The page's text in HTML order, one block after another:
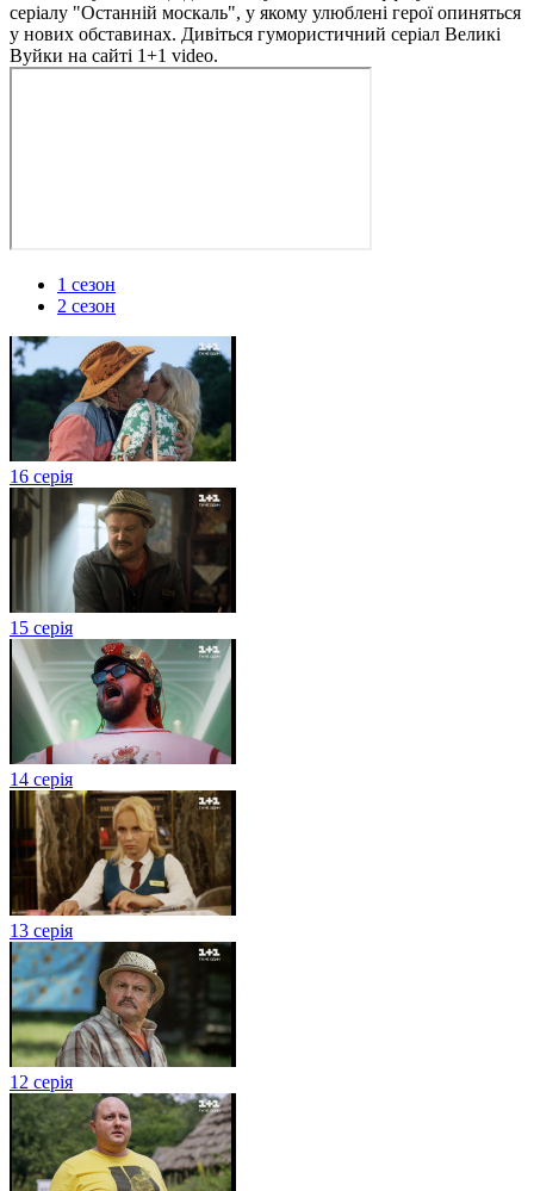
серіалу "Останній москаль", у якому улюблені герої опиняться
у нових обставинах. Дивіться гумористичний серіал Великі
Вуйки на сайті 1+1 video.
1 сезон
2 сезон
16 серія
15 серія
14 серія
13 серія
12 серія